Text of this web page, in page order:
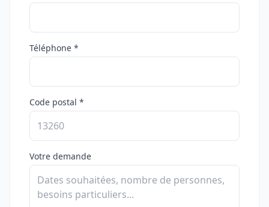
Téléphone *
Code postal *
Votre demande